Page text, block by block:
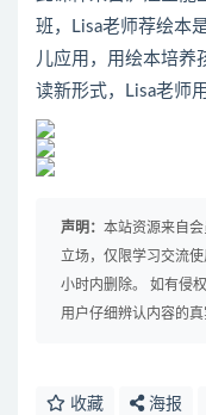
班，Lisa老师荐绘本
儿应用，用绘本培养
读新形式，Lisa老师
声明： 本站资源来自
立场，仅限学习交流
小时内删除。 如有侵
用户仔细辨认内容的真
收藏 海报